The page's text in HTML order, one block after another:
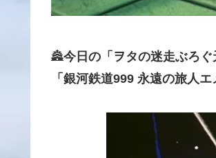
🏯今日の「ヲタの迷走ぶろ
「銀河鉄道999 永遠の旅人